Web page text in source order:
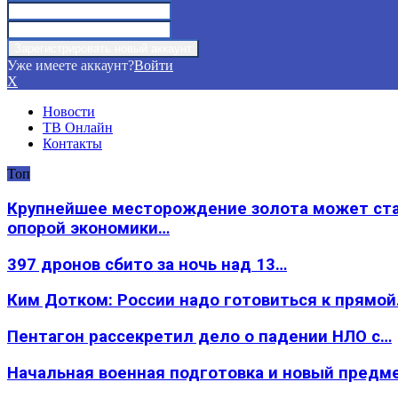
Уже имеете аккаунт?Войти
X
Новости
ТВ Онлайн
Контакты
Топ
Крупнейшее месторождение золота может
опорой экономики…
397 дронов сбито за ночь над 13…
Ким Дотком: России надо готовиться к
Пентагон рассекретил дело о падении НЛО с…
Начальная военная подготовка и новый